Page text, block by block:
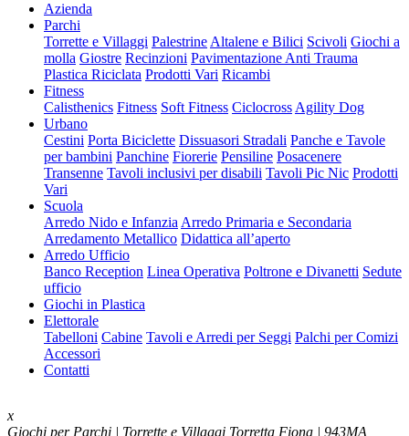
Azienda
Parchi
Torrette e Villaggi Palestrine Altalene e Bilici Scivoli Giochi a
molla Giostre Recinzioni Pavimentazione Anti Trauma
Plastica Riciclata Prodotti Vari Ricambi
Fitness
Calisthenics Fitness Soft Fitness Ciclocross Agility Dog
Urbano
Cestini Porta Biciclette Dissuasori Stradali Panche e Tavole
per bambini Panchine Fiorerie Pensiline Posacenere
Transenne Tavoli inclusivi per disabili Tavoli Pic Nic Prodotti
Vari
Scuola
Arredo Nido e Infanzia Arredo Primaria e Secondaria
Arredamento Metallico Didattica all’aperto
Arredo Ufficio
Banco Reception Linea Operativa Poltrone e Divanetti Sedute
ufficio
Giochi in Plastica
Elettorale
Tabelloni Cabine Tavoli e Arredi per Seggi Palchi per Comizi
Accessori
Contatti
x
Giochi per Parchi | Torrette e Villaggi Torretta Fiona | 943MA